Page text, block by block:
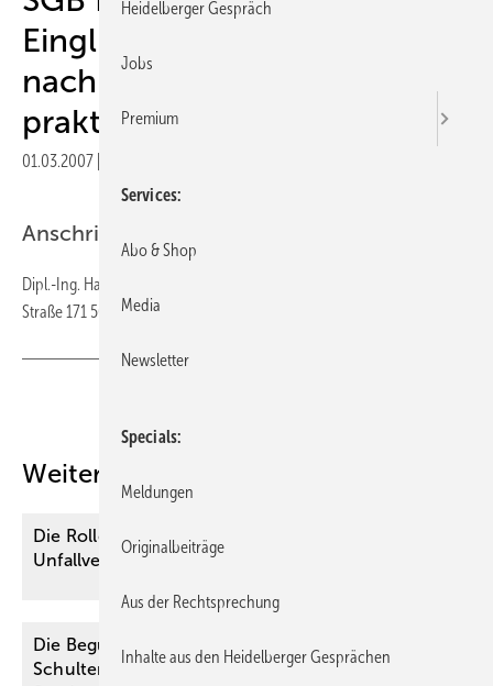
Eingliederungsmanagement
nach § 84 Abs. 2 SGB IX -
praktische Erfahrungen
01.03.2007
Anschrift des Verfassers
Dipl.-Ing. Harald Kaiser iqpr GmbH Köln Leiter Dienstleistung Sürther
Straße 171 50999 Köln
Weitere Inhalte
Die Rolle des Schmerzes in der privaten
Unfallversicherung
Die Begutachtung der neuralgischen ­
Schulteramyotrophie (Parsonage-Turner-
Heidelberger Gespräch
Jobs
Premium
Services
Abo & Shop
Media
Newsletter
Specials
Meldungen
Originalbeiträge
Aus der Rechtsprechung
Inhalte aus den Heidelberger Gesprächen